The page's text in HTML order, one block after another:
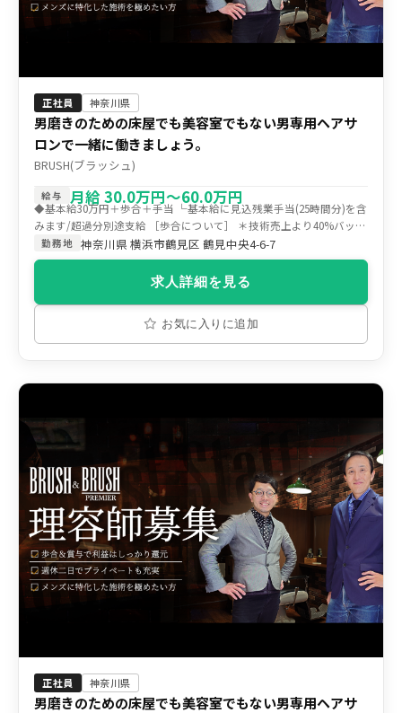
正社員 神奈川県
男磨きのための床屋でも美容室でもない男専用ヘアサ
ロンで一緒に働きましょう。
BRUSH(ブラッシュ)
給与 月給 30.0万円〜60.0万円
勤務地 神奈川県 横浜市鶴見区 鶴見中央4-6-7
◆基本給30万円＋歩合＋手当 └基本給に見込残業手当(25時間分)を含
みます/超過分別途支給 ［歩合について］ ＊技術売上より40%バック
＊店販手当/利益額より70%バック ＊月間売上更新手当/1万円 ［その
他手当］ ＊交通費/月1万円まで ＊昇給あり/勤続年数により歩合率
UP ＊賞与(年2回)/入社6か月後～
お気に入りに追加
求人詳細を見る
正社員 神奈川県
男磨きのための床屋でも美容室でもない男専用ヘアサ